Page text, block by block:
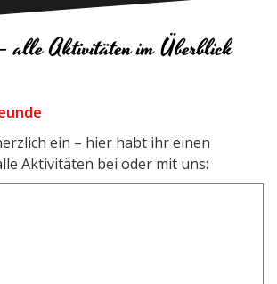
alle Aktivitäten im Überblick
ein – hier habt ihr einen
Aktivitäten bei oder mit uns: